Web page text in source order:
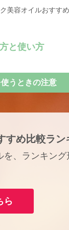
美容オイルおすすめ
と使い方
うときの注意
すめ比較ラン
、ランキング
ら